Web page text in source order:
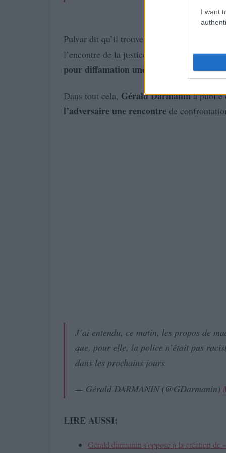
I want
Pulvar dit qu’il trouve terrifiant la
l’encontre de la justice elle-même. Et
pour diffamation une de ses adversaires.
Dans tout cela, Gérald Darmanina publié
l’adversaire une rencontre de
J’ai entendu, ce matin, les propos de
que, pour elle, la police n’était pas
dans les prochains jours.
— Gérald DARMANIN (@GDarmanin)
LIRE AUSSI:
Gérald darmanin s’oppose à la création de